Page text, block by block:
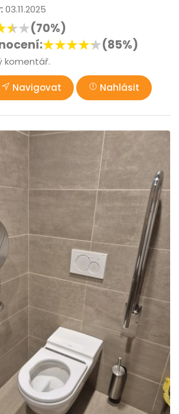
03.11.2025
(70%)
(85%)
komentář.
Navigovat Nahlásit